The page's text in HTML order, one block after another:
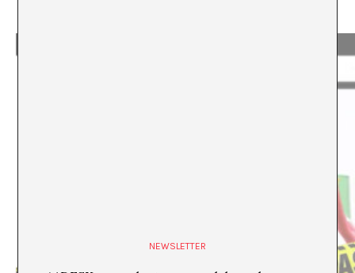
NEWSLETTER